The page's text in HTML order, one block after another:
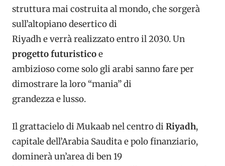
struttura mai costruita al mondo, che sorgerà
sull’altopiano desertico di
Riyadh e verrà realizzato entro il 2030. Un
progetto futuristicoe
ambizioso come solo gli arabi sanno fare per
dimostrare la loro “mania” di
grandezza e lusso.
Il grattacielo di Mukaab nel centro di Riyadh,
capitale dell’Arabia Saudita e polo finanziario,
dominerà un’area di ben 19